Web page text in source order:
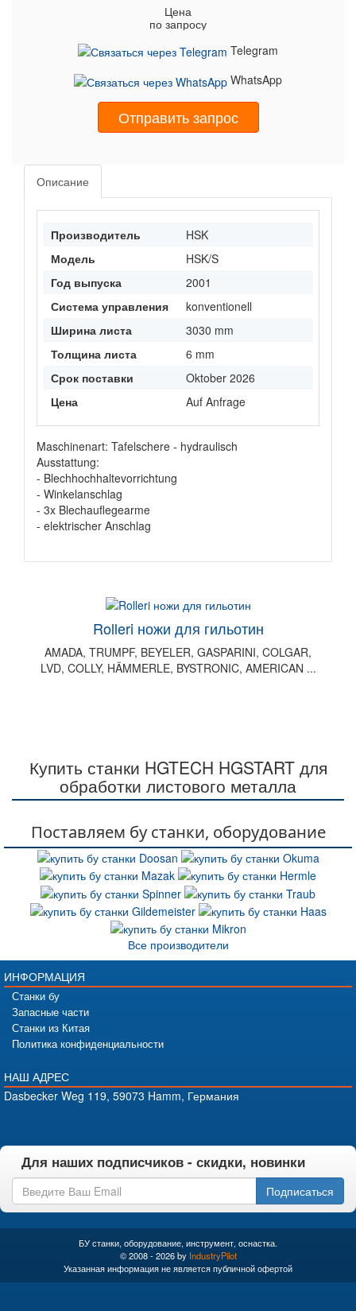
Цена
по запросу
Telegram
WhatsApp
Отправить запрос
Описание
Производитель
HSK
Модель
HSK/S
Год выпуска
2001
Система управления
konventionell
Ширина листа
3030 mm
Толщина листа
6 mm
Срок поставки
Oktober 2026
Цена
Auf Anfrage
Maschinenart: Tafelschere - hydraulisch
Ausstattung:
- Blechhochhaltevorrichtung
- Winkelanschlag
- 3x Blechauflegearme
- elektrischer Anschlag
Rolleri ножи для гильотин
AMADA, TRUMPF, BEYELER, GASPARINI, COLGAR,
LVD, COLLY, HÄMMERLE, BYSTRONIC, AMERICAN ...
Купить станки HGTECH HGSTART для
обработки листового металла
Поставляем бу станки, оборудование
Все производители
ИНФОРМАЦИЯ
Станки бу
Запасные части
Станки из Китая
Политика конфиденциальности
НАШ АДРЕС
Dasbecker Weg 119, 59073 Hamm, Германия
Для наших подписчиков - скидки, новинки
Подписаться
БУ станки, оборудование, инструмент, оснастка.
© 2008 - 2026 by IndustryPilot
Указанная информация не является публичной офертой